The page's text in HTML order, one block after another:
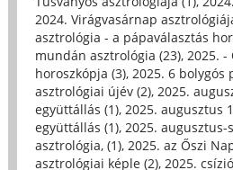
2024. Virágvasárnap
asztrológia - a pápaválasztás
mundán asztrológia (23), 2025. -
horoszkópja (3), 2025. 6 bolygós
asztrológiai újév (2), 2025.
együttállás (1), 2025. augusztus
együttállás (1), 2025.
asztrológia, (1), 2025. az Őszi
asztrológiai képle (2), 2025.